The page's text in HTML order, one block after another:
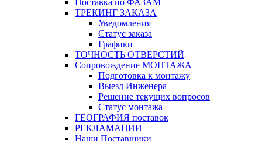
Поставка по ФАЗАМ
ТРЕКИНГ ЗАКАЗА
Уведомления
Статус заказа
Графики
ТОЧНОСТЬ ОТВЕРСТИЙ
Сопровождение МОНТАЖА
Подготовка к монтажу
Выезд Инженера
Решение текущих вопросов
Статус монтажа
ГЕОГРАФИЯ поставок
РЕКЛАМАЦИИ
Наши Поставщики